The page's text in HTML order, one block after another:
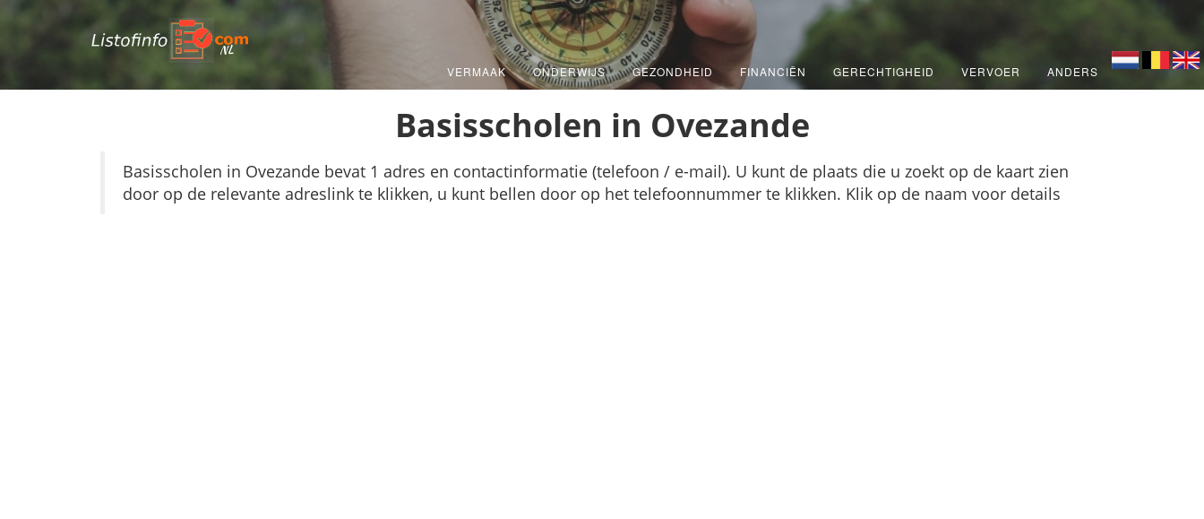
NL
VERMAAK ONDERWIJS GEZONDHEID FINANCIËN GERECHTIGHEID VERVOER ANDERS
Basisscholen in Ovezande
Basisscholen in Ovezande bevat 1 adres en contactinformatie (telefoon / e-mail). U kunt de plaats die u zoekt op de kaart zien
door op de relevante adreslink te klikken, u kunt bellen door op het telefoonnummer te klikken. Klik op de naam voor details